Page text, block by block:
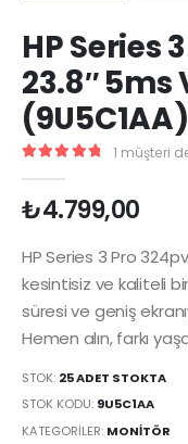
HP Series
23.8″
(9U5C1AA)
1 müşteri
₺4.799,00
HP Series 3 Pro
kesintisiz ve kaliteli
süresi ve geniş
Hemen alın, farkı
STOK: 25 ADET STOKTA
STOK KODU: 9U5C1AA
KATEGORILER: MONITÖR